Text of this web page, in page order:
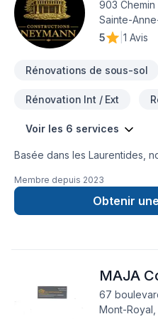
903
Sainte-
5
1 Avis
Rénovations de sous-sol
Rénovation Int / Ext
Voir les 6 services
Basée dans les Laurentides,
résidentielle avec une
centrée sur la qualité
général, nous assurons la
souci du détail, afin d’offrir
surprises.Nous croyons
autant sur le résultat final que
Membre depuis 2023
Obtenir
MAJA
67
Mont-Royal,